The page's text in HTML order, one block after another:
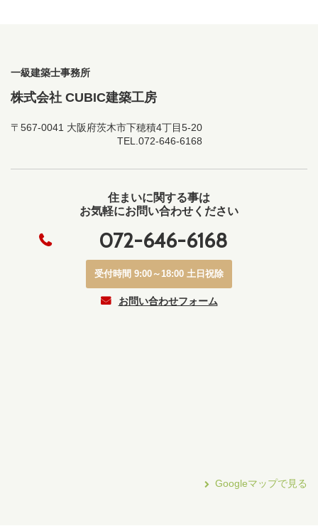
一級建築士事務所
株式会社 CUBIC建築工房
〒567-0041 大阪府茨木市下穂積4丁目5-20
TEL. 072-646-6168
住まいに関する事は
お気軽にお問い合わせください
072-646-6168
受付時間 9:00～18:00 土日祝除
お問い合わせフォーム
Googleマップで見る